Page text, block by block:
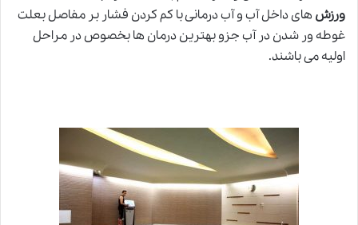
ورزش های داخل آب و آب درمانی با کم کردن فشار بر مفاصل بعلت
غوطه ور شدن در آب جزو بهترین درمان ها بخصوص در مراحل
اولیه می باشند.